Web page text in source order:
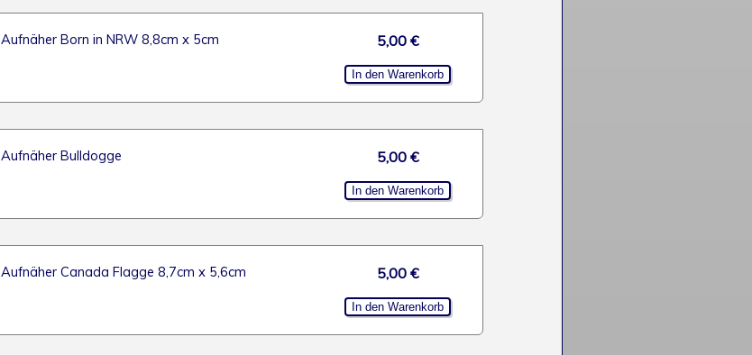
Aufnäher Born in NRW 8,8cm x 5cm 5,00 €
Aufnäher Bulldogge 5,00 €
Aufnäher Canada Flagge 8,7cm x 5,6cm 5,00 €